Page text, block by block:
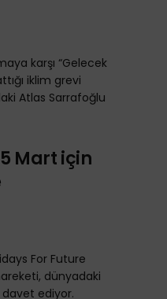
karşı “Gelecek
iklim grevi
Atlas Sarrafoğlu
Mart için
For Future
dünyadaki
davet ediyor.